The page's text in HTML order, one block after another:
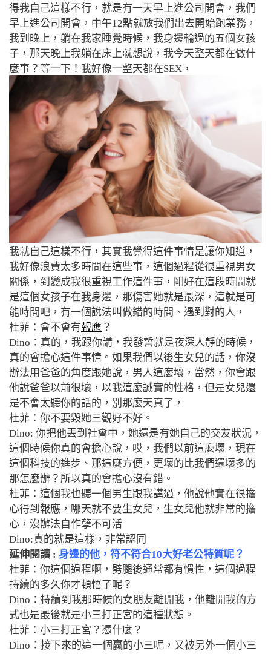
得我自己這樣不行， 就是有一天早上進公司開會，我們
早上進公司開會，中午12點就放我們出去開始跑業務，
我到晚上，躺在我家睡覺時候，我身邊輪過的五個女孩
子，那天晚上我躺在床上就想說，我今天整天都在做什
麼事？等一下！我好像一整天都在SEX，
我就自己這樣不行，其實我覺得這件事情是讓你知道，
我好像浪費太多時間在這些事，這個過程從很重視男女
關係，到變成我很重視工作這件事，剛好在這段時間就
是這個女孩子在我身邊，那傷害她就是最深，這就是可
能時間吧，有一個說法叫做錯的時間、遇到對的人，
杜菲：會不會有報應 ？
Dino：真的，我跟你講，我發誓就是夜深人靜的時候，
真的會擔心這件事情。如果我們以後生女兒的話，你沒
辦法用爸爸的角度跟她說，男人這麼壞，當然，你會跟
他說爸爸以前很壞，以我這麼誠實的性格，但是女兒還
是不會太聽你的話的，別那麼天真了，
杜菲：你不要毀她三觀好不好。
Dino: 你把他丟到社會中，她還是有她自己的交友狀況，
這個時候你真的會擔心說，哎，我們以前這麼壞，現在
這個科技的進步、那這麼方便，更壞的比我們還壞多的
那怎麼辦？所以真的會擔心沒有錯。
杜菲：這個我也聽一個男生跟我講過，他說他實在很擔
心得到報應，哪天就不要生女兒，生女兒他就非常的擔
心，沒辦法自作孽不可活
Dino:真的就是這樣，非常認同
延伸閱讀 : 身邊的他，符不符合10大好老公特質呢？
杜菲：你這個過程啊，劈腿後通常都有慣性，這個過程
持續的多久你才頓悟了呢？
Dino：持續到我那時候的女朋友離開我，他離開我的方
式也是最後就是小三打正宮的這種狀態。
杜菲：小三打正宮？憑什麼？
Dino：接下來的這一個贏的小三呢，又被另外一個小三